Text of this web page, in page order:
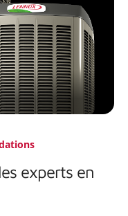
experts en